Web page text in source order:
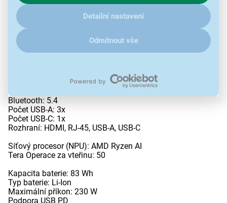
kliknětesem.
Detailní nastavení
Odmítnout vše
Typ grafické karty: Dedikovaná
Grafická karta: NVIDIA GeForce RTX 5060 8 GB
Numerická klávesnice
Podsvícená klávesnice
Port pro sluchátka a mikrofon
Předinstalovaný Microsoft 365 Personal: Zkušební verze
Komunikace: Bluetooth, Wi-Fi
Wi-Fi standard: 802.11ax
Bluetooth: 5.4
Počet USB-A: 3x
Počet USB-C: 1x
Rozhraní: HDMI, RJ-45, USB-A, USB-C
Síťový procesor (NPU): AMD Ryzen AI
Tera Operace za vteřinu: 50
Kapacita baterie: 83 Wh
Typ baterie: Li-Ion
Maximální příkon: 230 W
Podpora USB PD